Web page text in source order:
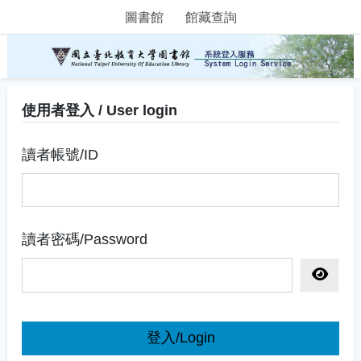
圖書館 館藏查詢
使用者登入 / User login
讀者帳號/ID
讀者密碼/Password
顯示密
登入/Login